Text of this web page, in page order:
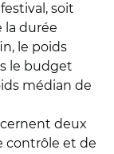
soit
la durée
le poids
le budget
médian de
deux
contrôle et de